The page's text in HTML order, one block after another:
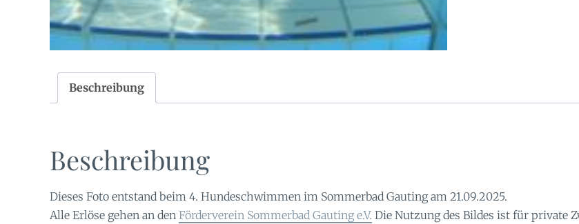
Beschreibung
Beschreibung
Dieses Foto entstand beim 4. Hundeschwimmen im Sommerbad Gauting am 21.09.2025.
Alle Erlöse gehen an den Förderverein Sommerbad Gauting e.V. Die Nutzung des Bildes ist für private